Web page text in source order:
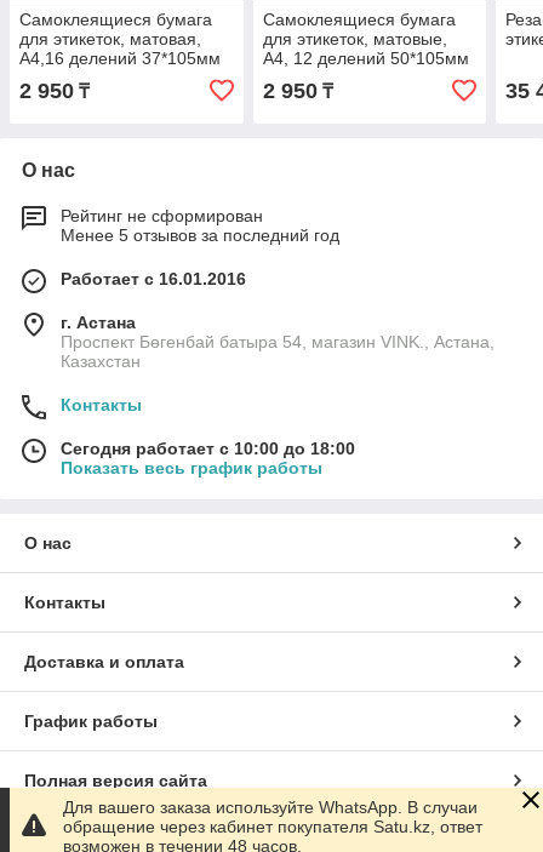
Самоклеящиеся бумага
для этикеток, матовая,
А4,16 делений 37*105мм
2 950 ₸
Самоклеящиеся бумага
для этикеток, матовые,
А4, 12 делений 50*105мм
2 950₸ 35
О нас
Рейтинг не сформирован
Менее 5 отзывов за последний год
Работает с 16.01.2016
г. Астана
Проспект Бөгенбай батыра 54, магазин VINK., Астана,
Казахстан
Контакты
Сегодня работает с 10:00 до 18:00
Показать весь график работы
О нас
Контакты
Доставка и оплата
График работы
Полная версия сайта
Сайт создан на маркетплейсеSatu.kz
Для вашего заказа используйте WhatsApp. В случаи
обращение через кабинет покупателя Satu.kz, ответ
возможен в течении 48 часов.